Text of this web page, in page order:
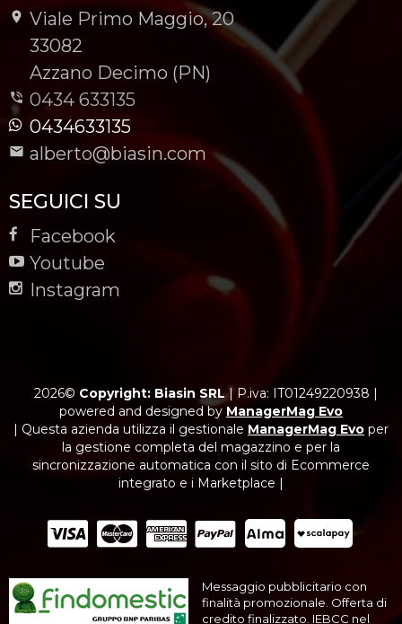
Viale Primo Maggio, 20
-
33082
-
Azzano Decimo (PN)
0434 633135
0434633135
alberto@biasin.com
SEGUICI SU
Facebook
Youtube
Instagram
2026© Copyright: Biasin SRL| P.iva: IT01249220938 |
powered and designed by ManagerMag Evo
| Questa azienda utilizza il gestionale ManagerMag Evo per
la gestione completa del magazzino e per la
sincronizzazione automatica con il sito di Ecommerce
integrato e i Marketplace |
Messaggio pubblicitario con
finalità promozionale. Offerta di
credito finalizzato. IEBCC nel